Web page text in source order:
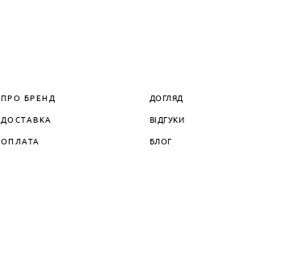
ПРО БРЕНД
ДОСТАВКА
ОПЛАТА
ДОГЛЯД
ВІДГУКИ
БЛОГ